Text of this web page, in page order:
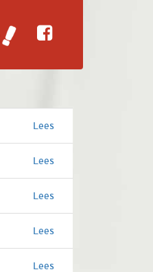
Lees
Lees
Lees
Lees
Lees